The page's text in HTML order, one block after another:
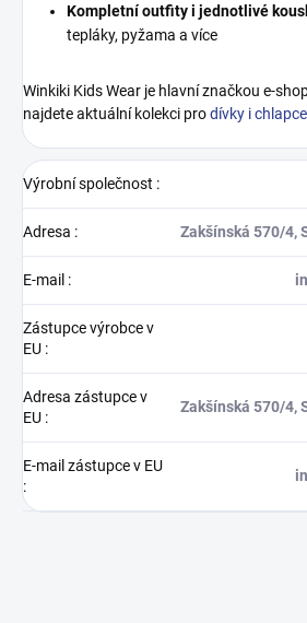
Kompletní outfity i jednotlivé
tepláky, pyžama a více
Winkiki Kids Wear je hlavní značkou e-
najdete aktuální kolekci prodívky i chlapce
Výrobní společnost :
Adresa : Zakšínská 570/4,
E-mail :
Zástupce výrobce v
EU :
Adresa zástupce v
EU :
Zakšínská 570/4,
E-mail zástupce v EU
: